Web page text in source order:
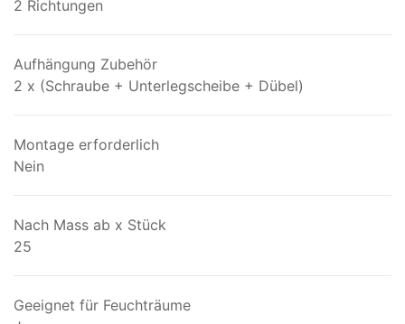
Nach Mass ab x Stück
25
Aufhängung Zubehör
2 x (Schraube + Unterlegscheibe + Dübel)
2 Richtungen
Geeignet für Feuchträume
Montage erforderlich
Nein